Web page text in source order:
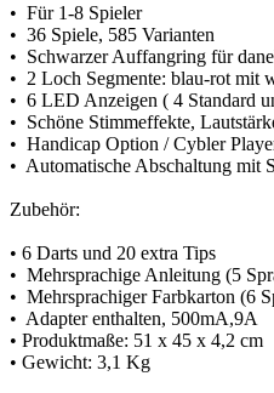
• Für 1-8 Spieler
• 36 Spiele, 585 Varianten
• Schwarzer Auffangring für
• 2 Loch Segmente: blau-rot mit
• 6 LED Anzeigen ( 4 Standard
• Schöne Stimmeffekte,
• Handicap Option / Cybler
• Automatische Abschaltung mit
Zubehör:
• 6 Darts und 20 extra Tips
• Mehrsprachige Anleitung (5
• Mehrsprachiger Farbkarton (6
• Adapter enthalten, 500mA,9A
• Produktmaße: 51 x 45 x 4,2 cm
• Gewicht: 3,1 Kg